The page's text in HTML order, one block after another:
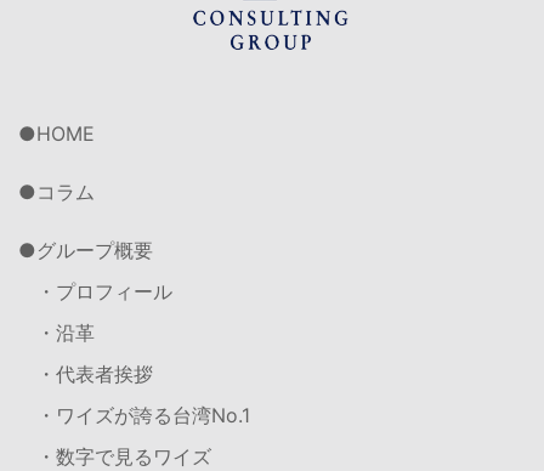
HOME
コラム
グループ概要
・プロフィール
・沿革
・代表者挨拶
・ワイズが誇る台湾No.1
・数字で見るワイズ